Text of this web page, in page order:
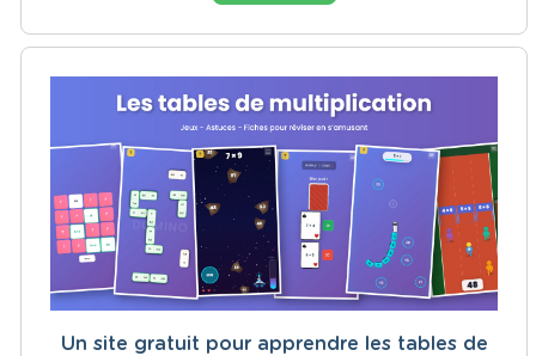
Un site gratuit pour apprendre les tables de